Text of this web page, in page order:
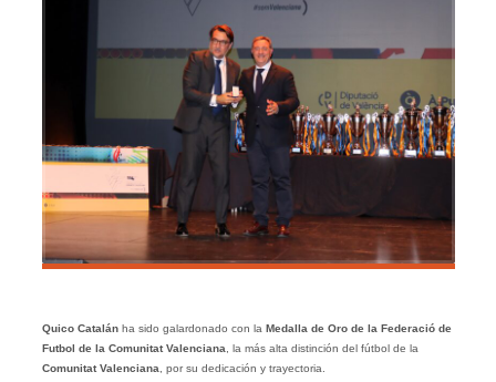
Quico Catalán ha sido galardonado con la Medalla de Oro de la Federació de
Futbol de la Comunitat Valenciana , la más alta distinción del fútbol de la
Comunitat Valenciana , por su dedicación y trayectoria.